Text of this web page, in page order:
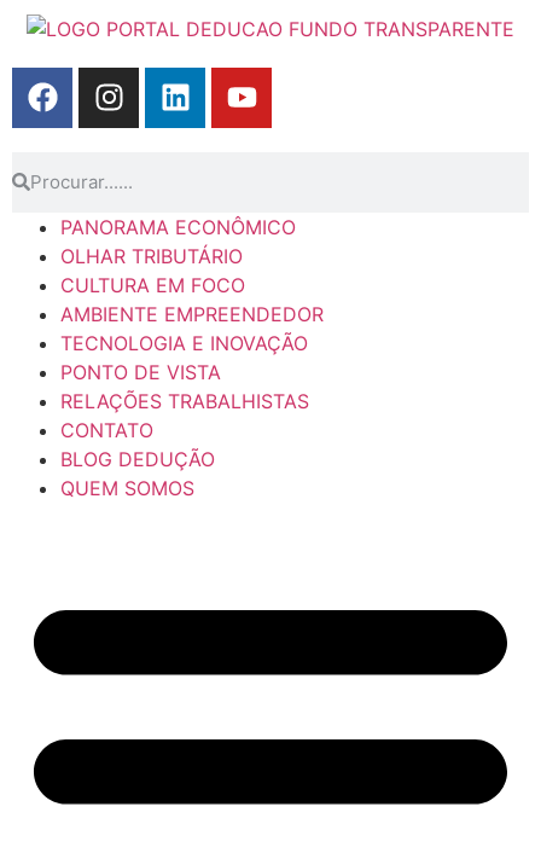
PANORAMA ECONÔMICO
OLHAR TRIBUTÁRIO
CULTURA EM FOCO
AMBIENTE EMPREENDEDOR
TECNOLOGIA E INOVAÇÃO
PONTO DE VISTA
RELAÇÕES TRABALHISTAS
CONTATO
BLOG DEDUÇÃO
QUEM SOMOS